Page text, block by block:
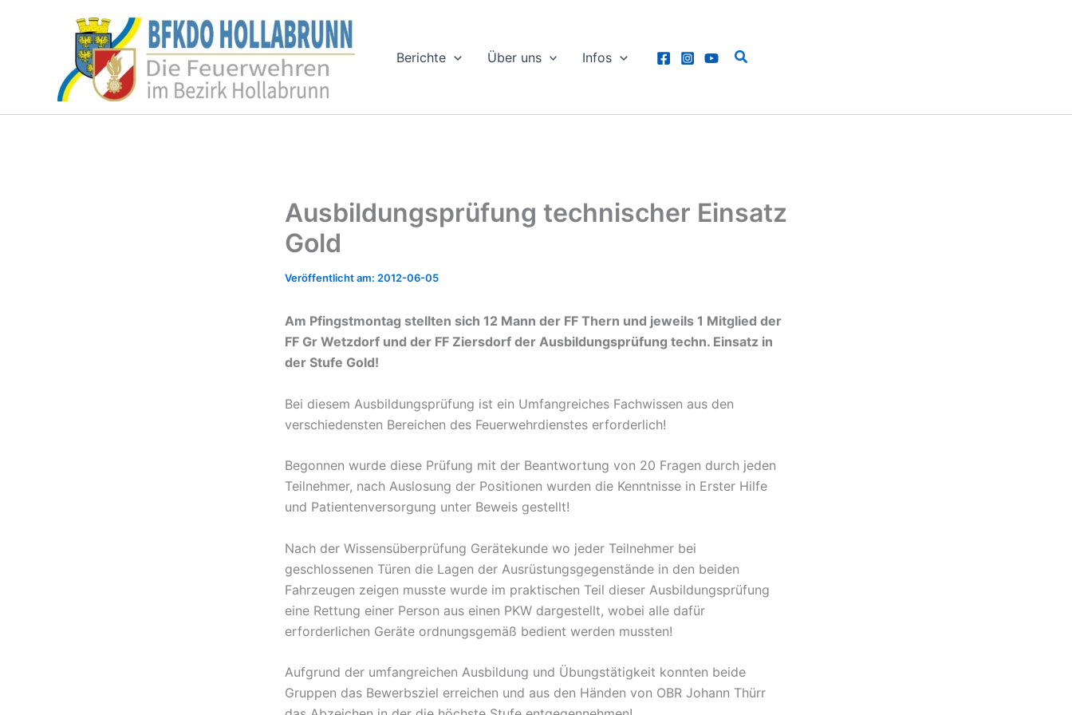
Berichte Über uns Infos Suchen
Ausbildungsprüfung technischer Einsatz
Gold
2012-06-05
Am Pfingstmontag stellten sich 12 Mann der FF Thern und jeweils 1 Mitglied der
FF Gr Wetzdorf und der FF Ziersdorf der Ausbildungsprüfung techn. Einsatz in
der Stufe Gold!
Bei diesem Ausbildungsprüfung ist ein Umfangreiches Fachwissen aus den
verschiedensten Bereichen des Feuerwehrdienstes erforderlich!
Begonnen wurde diese Prüfung mit der Beantwortung von 20 Fragen durch jeden
Teilnehmer, nach Auslosung der Positionen wurden die Kenntnisse in Erster Hilfe
und Patientenversorgung unter Beweis gestellt!
Nach der Wissensüberprüfung Gerätekunde wo jeder Teilnehmer bei
geschlossenen Türen die Lagen der Ausrüstungsgegenstände in den beiden
Fahrzeugen zeigen musste wurde im praktischen Teil dieser Ausbildungsprüfung
eine Rettung einer Person aus einen PKW dargestellt, wobei alle dafür
erforderlichen Geräte ordnungsgemäß bedient werden mussten!
Aufgrund der umfangreichen Ausbildung und Übungstätigkeit konnten beide
Gruppen das Bewerbsziel erreichen und aus den Händen von OBR Johann Thürr